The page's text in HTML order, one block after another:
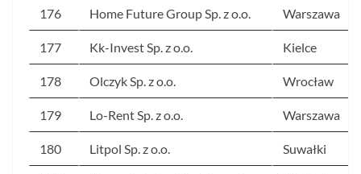
176 Home Future Group Sp. z o.o. Warszawa
177 Kk-Invest Sp. z o.o. Kielce
178 Olczyk Sp. z o.o. Wrocław
179 Lo-Rent Sp. z o.o. Warszawa
180 Litpol Sp. z o.o. Suwałki